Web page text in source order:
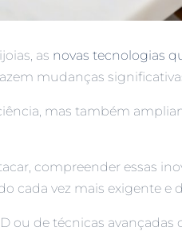
as novas tecnologias
mudanças
mas também
compreender essas
cada vez mais exigente e
ou de técnicas avançadas